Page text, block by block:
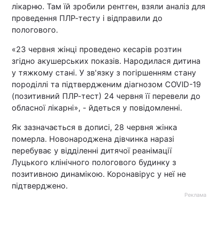
лікарню. Там їй зробили рентген, взяли аналіз для
проведення ПЛР-тесту і відправили до
пологового.
«23 червня жінці проведено кесарів розтин
згідно акушерських показів. Народилася дитина
у тяжкому стані. У зв'язку з погіршенням стану
породіллі та підтвердженим діагнозом COVID-19
(позитивний ПЛР-тест) 24 червня її перевели до
обласної лікарні», - йдеться у повідомленні.
Як зазначається в дописі, 28 червня жінка
померла. Новонароджена дівчинка наразі
перебуває у відділенні дитячої реанімації
Луцького клінічного пологового будинку з
позитивною динамікою. Коронавірус у неї не
підтверджено.
Реклама